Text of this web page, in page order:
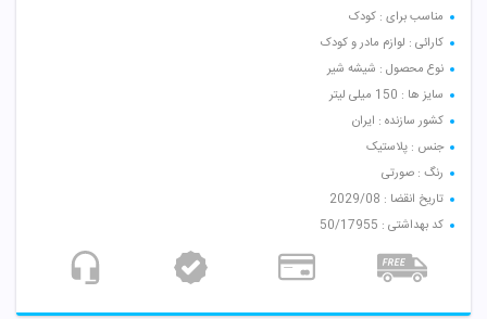
مناسب برای : کودک
کارائی : لوازم مادر و کودک
نوع محصول : شیشه شیر
سایز ها : 150 میلی لیتر
کشور سازنده : ایران
جنس : پلاستیک
رنگ : صورتی
تاریخ انقضا : 2029/08
کد بهداشتی : 50/17955